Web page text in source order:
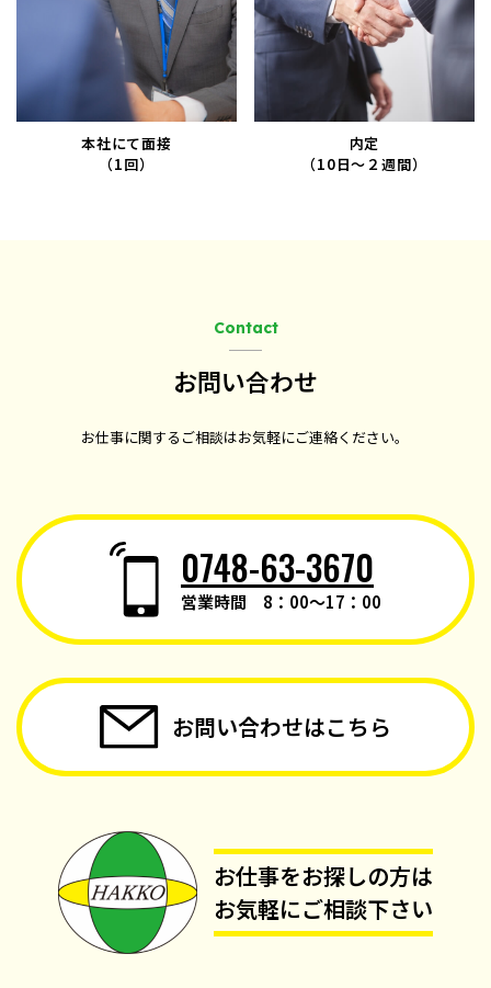
本社にて面接
（1回）
内定
（10日～２週間）
Contact
お問い合わせ
お仕事に関するご相談はお気軽にご連絡ください。
0748-63-3670
営業時間 8：00～17：00
お問い合わせはこちら
お仕事をお探しの方は
お気軽にご相談下さい